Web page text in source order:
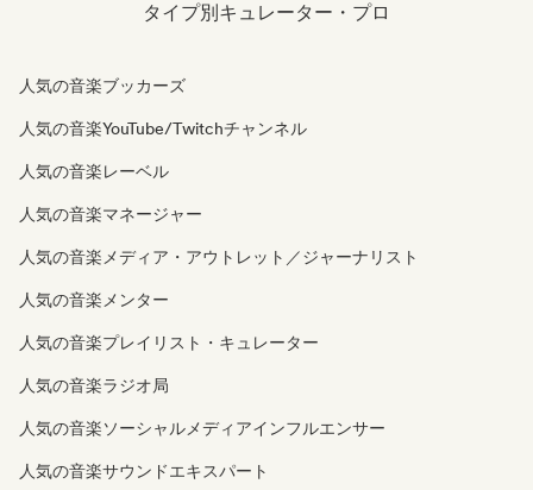
タイプ別キュレーター・プロ
人気の音楽ブッカーズ
人気の音楽YouTube/Twitchチャンネル
人気の音楽レーベル
人気の音楽マネージャー
人気の音楽メディア・アウトレット／ジャーナリスト
人気の音楽メンター
人気の音楽プレイリスト・キュレーター
人気の音楽ラジオ局
人気の音楽ソーシャルメディアインフルエンサー
人気の音楽サウンドエキスパート